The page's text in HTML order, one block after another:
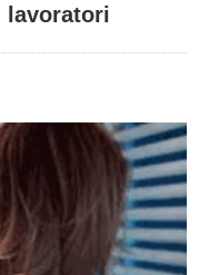
lavoratori